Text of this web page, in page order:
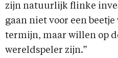
zijn natuurlijk flinke
gaan niet voor een
termijn, maar willen op
wereldspeler zijn.”